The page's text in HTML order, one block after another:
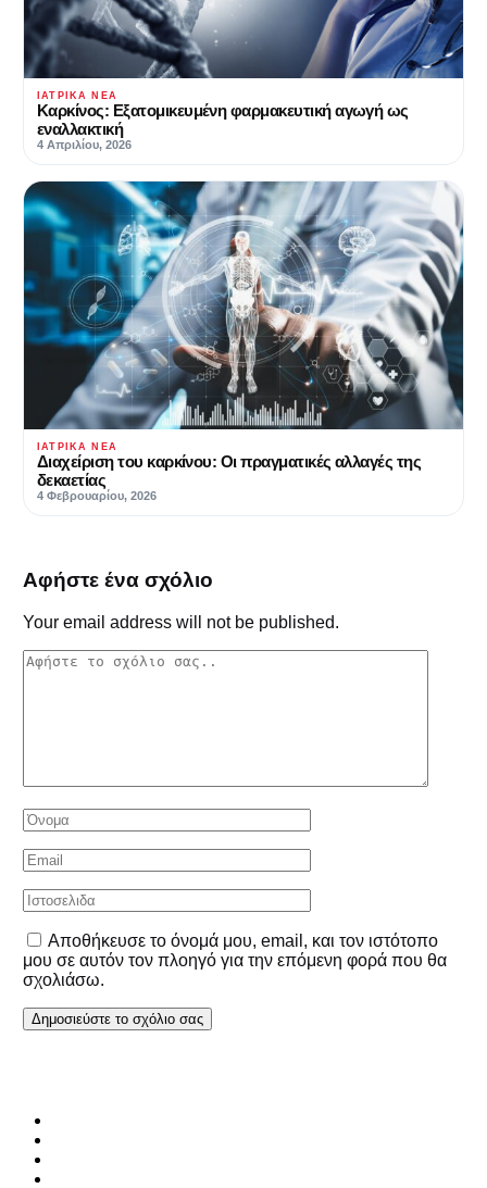
ΙΑΤΡΙΚΆ ΝΈΑ
Καρκίνος: Εξατομικευμένη φαρμακευτική αγωγή ως
εναλλακτική
4 Απριλίου, 2026
ΙΑΤΡΙΚΆ ΝΈΑ
Διαχείριση του καρκίνου: Οι πραγματικές αλλαγές της
δεκαετίας
4 Φεβρουαρίου, 2026
Αφήστε ένα σχόλιο
Your email address will not be published.
Αποθήκευσε το όνομά μου, email, και τον ιστότοπο
μου σε αυτόν τον πλοηγό για την επόμενη φορά που θα
σχολιάσω.